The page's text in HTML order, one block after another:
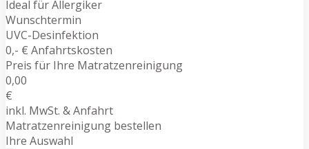
Ideal für Allergiker
Wunschtermin
UVC-Desinfektion
0,- € Anfahrtskosten
Preis für Ihre Matratzenreinigung
0,00
€
inkl. MwSt. & Anfahrt
Matratzenreinigung bestellen
Ihre Auswahl